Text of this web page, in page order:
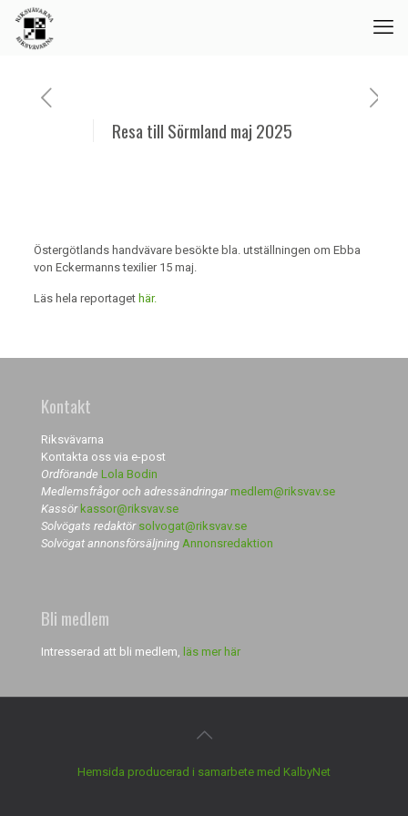
Resa till Sörmland maj 2025
Östergötlands handvävare besökte bla. utställningen om Ebba
von Eckermanns texilier 15 maj.
Läs hela reportaget här.
Kontakt
Riksvävarna
Kontakta oss via e-post
Ordförande Lola Bodin
Medlemsfrågor och adressändringarmedlem@riksvav.se
Kassör kassor@riksvav.se
Solvögats redaktör solvogat@riksvav.se
Solvögat annonsförsäljning Annonsredaktion
Bli medlem
Intresserad att bli medlem, läs mer här
Hemsida producerad i samarbete med KalbyNet